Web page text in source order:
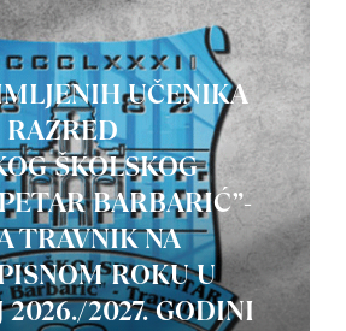
UČENIKA
ŠKOLSKOG
BARBARIĆ”-
TRAVNIK NA
ROKU U
2026./2027. GODINI